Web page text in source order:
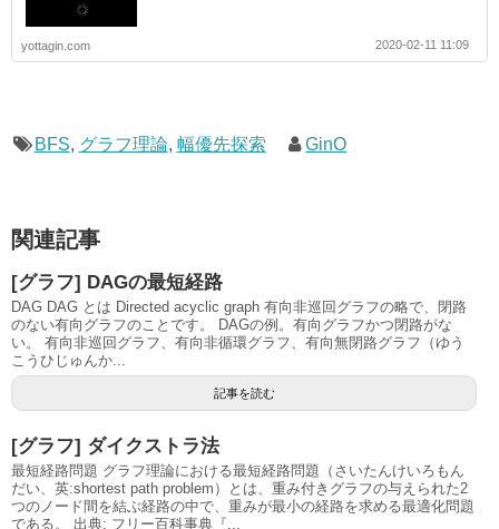
yottagin.com 2020-02-11 11:09
BFS, グラフ理論, 幅優先探索 GinO
関連記事
[グラフ] DAGの最短経路
DAG DAG とは Directed acyclic graph 有向非巡回グラフの略で、閉路
のない有向グラフのことです。 DAGの例。有向グラフかつ閉路がな
い。 有向非巡回グラフ、有向非循環グラフ、有向無閉路グラフ（ゆう
こうひじゅんか...
記事を読む
[グラフ] ダイクストラ法
最短経路問題 グラフ理論における最短経路問題（さいたんけいろもん
だい、英:shortest path problem）とは、重み付きグラフの与えられた2
つのノード間を結ぶ経路の中で、重みが最小の経路を求める最適化問題
である。 出典: フリー百科事典『...